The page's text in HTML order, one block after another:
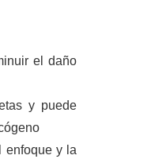
el daño
y puede
enfoque y la